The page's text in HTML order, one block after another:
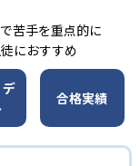
苦手を重点的に
におすすめ
合格実績